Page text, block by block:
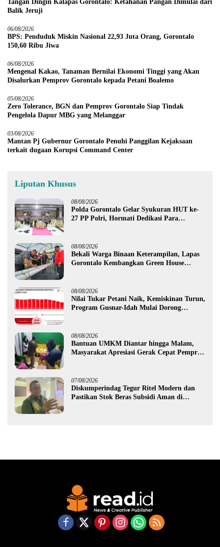
Tangan Dingin Kalapas Gorontalo: Ketahanan Pangan Dimulai dari
Balik Jeruji
06/08/2026
BPS: Penduduk Miskin Nasional 22,93 Juta Orang, Gorontalo
150,60 Ribu Jiwa
06/08/2026
Mengenal Kakao, Tanaman Bernilai Ekonomi Tinggi yang Akan
Disalurkan Pemprov Gorontalo kepada Petani Boalemo
05/08/2026
Zero Tolerance, BGN dan Pemprov Gorontalo Siap Tindak
Pengelola Dapur MBG yang Melanggar
03/08/2026
Mantan Pj Gubernur Gorontalo Penuhi Panggilan Kejaksaan
terkait dugaan Korupsi Command Center
Liputan Khusus
08/08/2026
Polda Gorontalo Gelar Syukuran HUT ke-
27 PP Polri, Hormati Dedikasi Para
08/08/2026
Bekali Warga Binaan Keterampilan, Lapas
Gorontalo Kembangkan Green House
08/08/2026
Nilai Tukar Petani Naik, Kemiskinan Turun,
Program Gusnar-Idah Mulai Dorong
08/08/2026
Bantuan UMKM Diantar hingga Malam,
Masyarakat Apresiasi Gerak Cepat Pemprov
07/08/2026
Diskumperindag Tegur Ritel Modern dan
Pastikan Stok Beras Subsidi Aman di